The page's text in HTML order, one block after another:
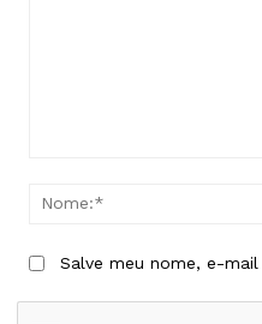
Salve meu nome, e-